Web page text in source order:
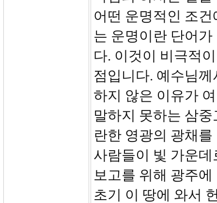
어떤 운명적인 조
는 운명이란 단어
다. 이것이 비극적
점입니다. 예수님
하지 않은 이유가
말하지 못하는 삼
란한 영광의 광채
사람들이 빛 가운
보고를 위해 광주
초기 이 땅에 와서